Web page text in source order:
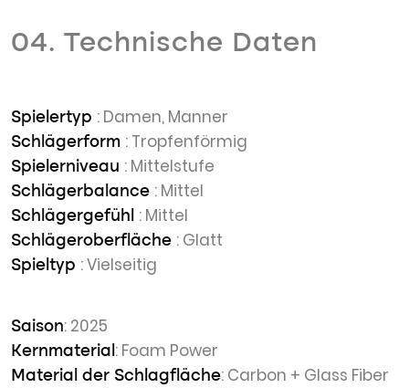
04. Technische Daten
Spielertyp : Damen, Manner
Schlägerform : Tropfenförmig
Spielerniveau : Mittelstufe
Schlägerbalance : Mittel
Schlägergefühl : Mittel
Schlägeroberfläche : Glatt
Spieltyp : Vielseitig
Saison: 2025
Kernmaterial : Foam Power
Material der Schlagfläche: Carbon + Glass Fiber